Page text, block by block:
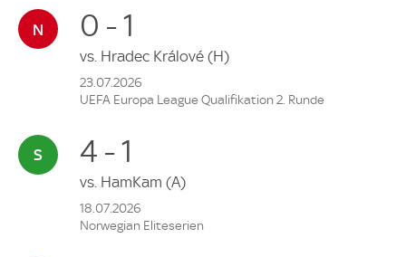
0 - 1
vs. Hradec Králové (H)
23.07.2026
UEFA Europa League Qualifikation 2. Runde
4 - 1
vs. HamKam (A)
18.07.2026
Norwegian Eliteserien